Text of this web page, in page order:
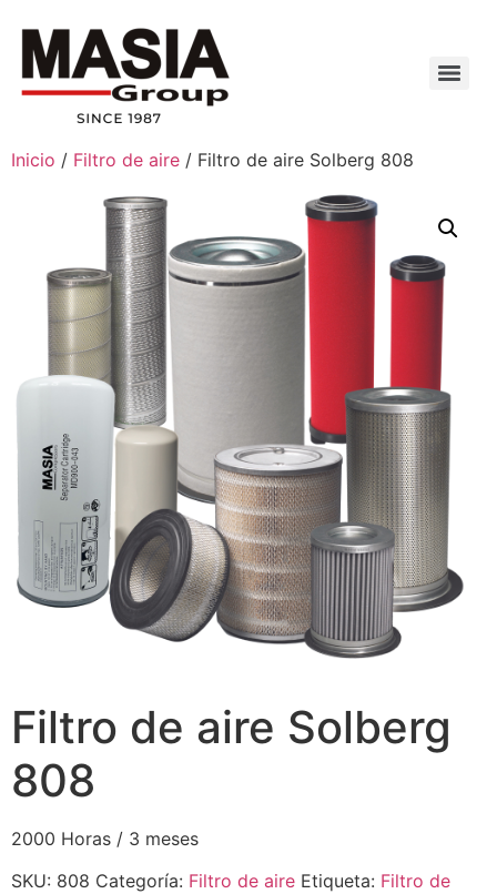
Inicio / Filtro de aire / Filtro de aire Solberg 808
Filtro de aire Solberg
808
2000 Horas / 3 meses
SKU: 808 Categoría: Filtro de aire Etiqueta: Filtro de